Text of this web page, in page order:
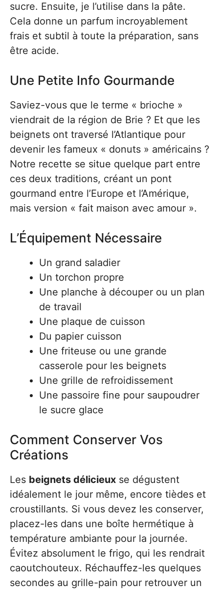
sucre. Ensuite, je l’utilise dans la pâte.
Cela donne un parfum incroyablement
frais et subtil à toute la préparation, sans
être acide.
Une Petite Info Gourmande
Saviez-vous que le terme « brioche »
viendrait de la région de Brie ? Et que les
beignets ont traversé l’Atlantique pour
devenir les fameux « donuts » américains ?
Notre recette se situe quelque part entre
ces deux traditions, créant un pont
gourmand entre l’Europe et l’Amérique,
mais version « fait maison avec amour ».
L’Équipement Nécessaire
Un grand saladier
Un torchon propre
Une planche à découper ou un plan
de travail
Une plaque de cuisson
Du papier cuisson
Une friteuse ou une grande
casserole pour les beignets
Une grille de refroidissement
Une passoire fine pour saupoudrer
le sucre glace
Comment Conserver Vos
Créations
Les beignets délicieux se dégustent
idéalement le jour même, encore tièdes et
croustillants. Si vous devez les conserver,
placez-les dans une boîte hermétique à
température ambiante pour la journée.
Évitez absolument le frigo, qui les rendrait
caoutchouteux. Réchauffez-les quelques
secondes au grille-pain pour retrouver un